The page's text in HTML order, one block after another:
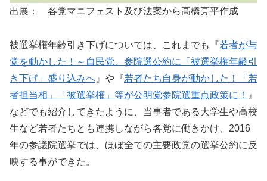
出展： 各党マニフェスト及び法案から高橋亮平作成
被選挙権年齢引き下げについては、これまでも『若者が与
党を動かした！～自民党、参院選公約に「被選挙権年齢引
き下げ」盛り込みへ 』や『若者たち自身が動かした！「若
者担当相」「被選挙権」等が公明党参院選重点政策に！
』
などでも紹介してきたように、当事者である大学生や高校
生など若者たちとも連携しながら各党に働きかけ、2016
年の参議院選挙では、ほぼ全ての主要政党の選挙公約に反
映する事ができた。